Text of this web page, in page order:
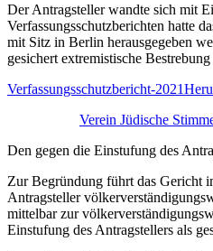
Der Antragsteller wandte sich mit
Verfassungsschutzberichten hatte
mit Sitz in Berlin herausgegeben
gesichert extremistische
Verfassungsschutzbericht-2021
Verein Jüdische
Den gegen die Einstufung des
Zur Begründung führt das Gericht
Antragsteller
mittelbar zur
Einstufung des Antragstellers als